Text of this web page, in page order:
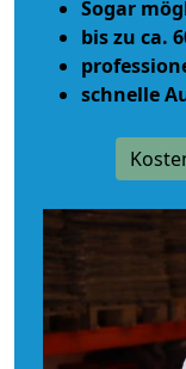
Sogar
bis zu ca.
schnelle